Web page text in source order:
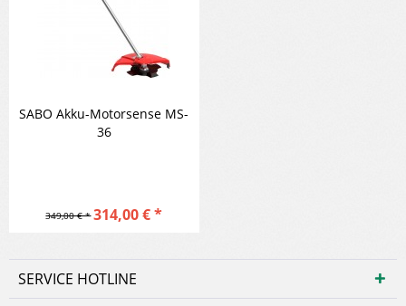
SABO Akku-Motorsense MS-
36
349,00 € * 314,00 € *
SERVICE HOTLINE